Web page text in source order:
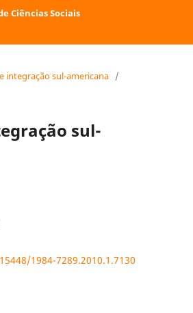
Ciências Sociais
integração sul-americana /
sul-
1984-7289.2010.1.7130